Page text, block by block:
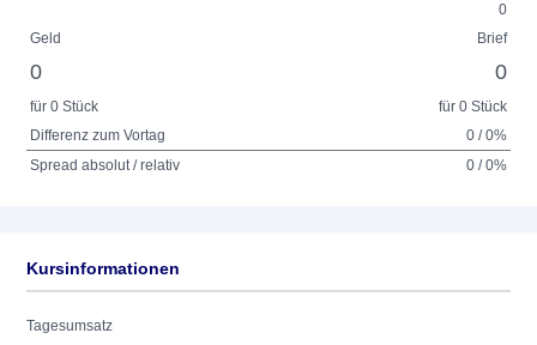
0
Geld
Brief
0 0
für 0 Stück
für 0 Stück
Differenz zum Vortag
0 / 0%
Spread absolut / relativ
0 / 0%
Kursinformationen
Tagesumsatz